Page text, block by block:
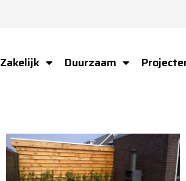
Zakelijk Duurzaam